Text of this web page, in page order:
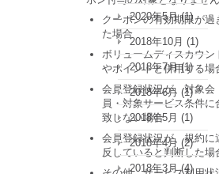
クーポンの有効期限が過
た場合
ボリュームディスカウン
やポイントと併用する場
会員登録状況が、対象会
員・対象サービス条件に
致しない場合
会員登録状況が、規約に
反していると判断した場
2020年5月(1)
2018年10月 (1)
2018年7月(1)
2018年6月 (1)
2018年5月 (1)
2018年4月 (2)
2018年3月(4)